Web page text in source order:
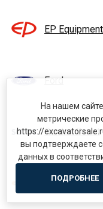
EP Equipment
Ford
Garden Scout
Goodsense
На нашем
метрические
https://
вы подтверждаете
данных в
ПОДРОБНЕЕ